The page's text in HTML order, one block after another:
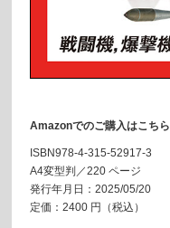
Amazonでのご購入はこちら
ISBN978-4-315-52917-3
A4変型判／220 ページ
発行年月日：2025/05/20
定価：2400 円（税込）